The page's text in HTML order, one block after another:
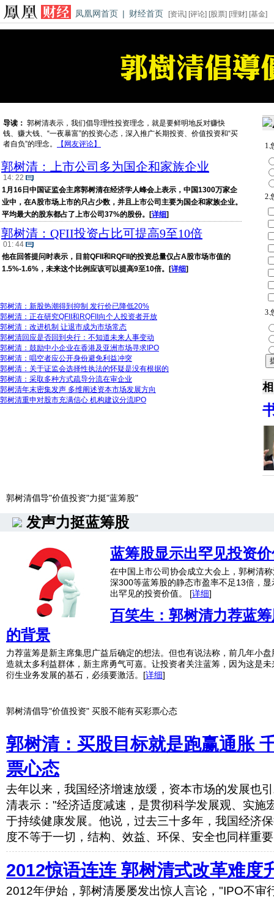
凤凰网首页 | 财经首页 [资讯] [评论] [股票] [理财] [基金]
导读： 郭树清表示，我们倡导理性投资理念，就是要鲜明地反对赚快
钱、赚大钱、“一夜暴富”的投资心态，深入推广长期投资、价值投资和“买
者自负”的理念。
【网友评论】
郭树清：上市公司多为国企和家族企业
14: 22
1月16日中国证监会主席郭树清在经济学人峰会上表示，中国1300万家企
业中，在A股市场上市的只占少数，并且上市公司主要为国企和家族企业。
平均最大的股东都占了上市公司37%的股份。[详细]
郭树清：QFII投资占比可提高9至10倍
01: 44
他在回答提问时表示，目前QFII和RQFII的投资总量仅占A股市场市值的
1.5%-1.6%，未来这个比例应该可以提高9至10倍。[详细]
郭树清：新股热潮得到抑制 发行价已降低20%
郭树清：正在研究QFII和RQFII向个人投资者开放
郭树清：改进机制 让退市成为市场常态
郭树清回应是否回到央行：不知道未来人事变动
郭树清：鼓励中小企业在香港及亚洲市场寻求IPO
郭树清：唱空者应公开身份避免利益冲突
郭树清：关于证监会选择性执法的怀疑是没有根据的
郭树清：采取多种方式疏导分流在审企业
郭树清年末密集发声 多维阐述资本市场发展方向
郭树清重申对股市充满信心 机构建议分流IPO
1.
2.
3.
郭树清倡导"价值投资"力挺"蓝筹股"
发声力挺蓝筹股
蓝筹股显示出罕见投资
在中国上市公司协会成立大会上，郭树清
深300等蓝筹股的静态市盈率不足13倍，显
出罕见的投资价值。 [详细]
百笑生：郭树清力荐蓝
的背景
力荐蓝筹是新主席集思广益后确定的想法。但也有说法称，前几年小盘
造就太多利益群体，新主席勇气可嘉。让投资者关注蓝筹，因为这是未
衍生业务发展的基石，必须要激活。 [详细]
郭树清倡导"价值投资" 买股不能有买彩票心态
郭树清：买股目标就是跑赢通胀
票心态
去年以来，我国经济增速放缓，资本市场的发展也
清表示："经济适度减速，是贯彻科学发展观、实施
于持续健康发展。他说，过去三十多年，我国经济
度不等于一切，结构、效益、环保、安全也同样重
2012惊语连连 郭树清式改革难度
2012年伊始，郭树清屡屡发出惊人言论，"IPO不审